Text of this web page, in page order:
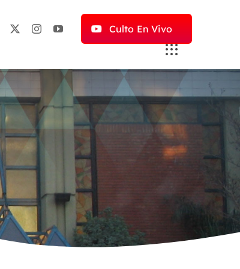
Culto En Vivo